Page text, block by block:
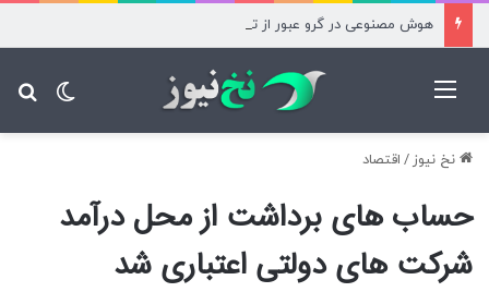
نخ نیوز / اقتصاد
حساب های برداشت از محل درآمد
شرکت های دولتی اعتباری شد